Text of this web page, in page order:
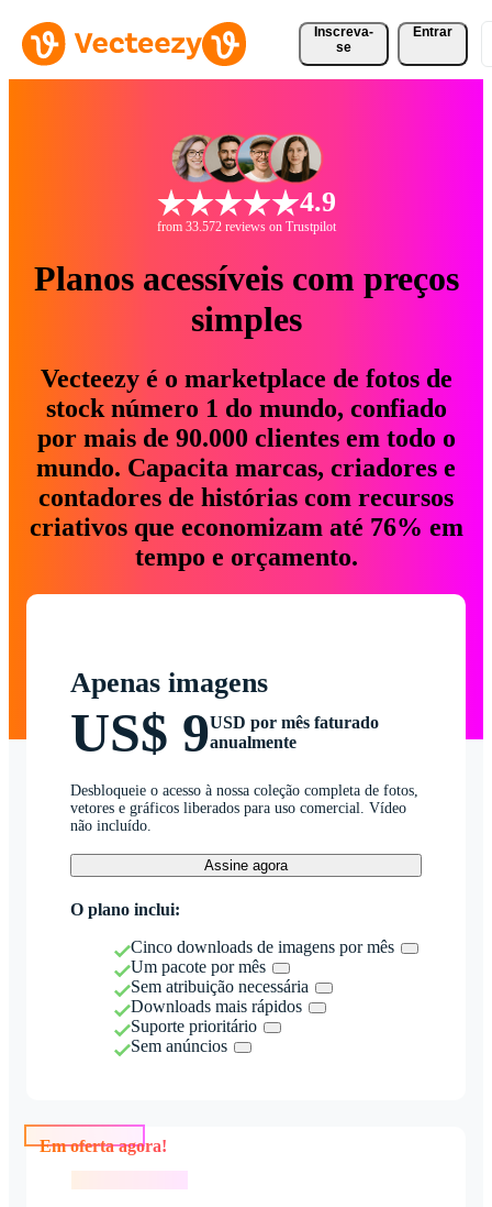
Inscreva-
se
Entrar
4.9
from 33.572 reviews on Trustpilot
Planos acessíveis com preços
simples
Vecteezy é o marketplace de fotos de
stock número 1 do mundo, confiado
por mais de 90.000 clientes em todo o
mundo. Capacita marcas, criadores e
contadores de histórias com recursos
criativos que economizam até 76% em
tempo e orçamento.
Apenas imagens
US$ 9USD por mês faturado
anualmente
Desbloqueie o acesso à nossa coleção completa de fotos,
vetores e gráficos liberados para uso comercial. Vídeo
não incluído.
Assine agora
O plano inclui:
Cinco downloads de imagens por mês
Um pacote por mês
Sem atribuição necessária
Downloads mais rápidos
Suporte prioritário
Sem anúncios